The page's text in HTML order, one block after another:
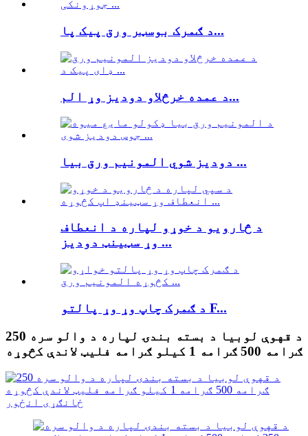
د ګمرک بوسټر ورق پیک پا...
د عمده خرڅلاو دودیز وړ الم...
دودیز شوي المونیم ورق بیا ...
د څارویو د خوړو لپاره د انعطاف
وړ سټینټ دودیز ...
د ګمرک چاپ وړ وړ پالتو F...
د قهوې لوبیا د بسته بندۍ لپاره د والو سره 250
ګرامه 500 ګرامه 1 کیلو ګرامه فلیټ لاندې کڅوړه